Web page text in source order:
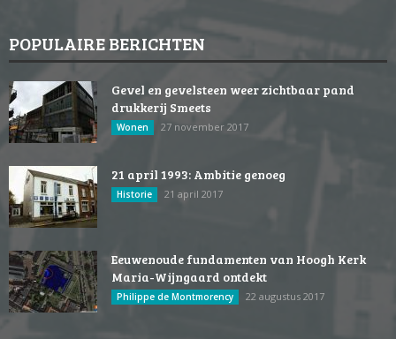
POPULAIRE BERICHTEN
Gevel en gevelsteen weer zichtbaar pand
drukkerij Smeets
Wonen 27 november 2017
21 april 1993: Ambitie genoeg
Historie 21 april 2017
Eeuwenoude fundamenten van Hoogh Kerk
Maria-Wijngaard ontdekt
Philippe de Montmorency 22 augustus 2017